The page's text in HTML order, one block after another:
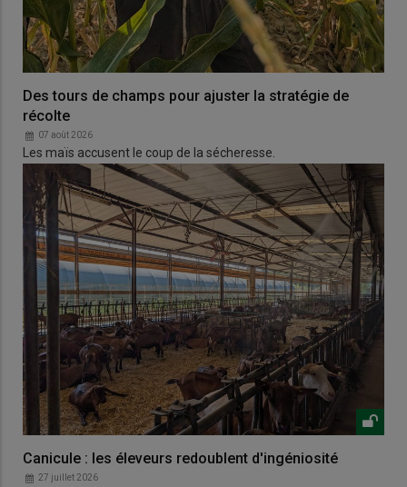
Des tours de champs pour ajuster la stratégie de
récolte
07 août 2026
Les maïs accusent le coup de la sécheresse.
Canicule : les éleveurs redoublent d'ingéniosité
27 juillet 2026